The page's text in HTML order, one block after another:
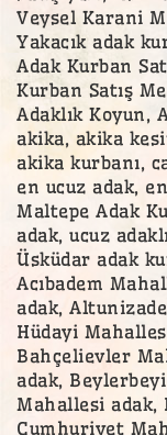
Veysel Karani
Yakacık adak
Adak Kurban
Kurban Satış
Adaklık Koyun,
akika, akika
akika kurbanı,
en ucuz adak,
Maltepe Adak
adak, ucuz
Üsküdar adak
Acıbadem
adak,
Hüdayi
Bahçelievler
adak,
Mahallesi adak,
Cumhuriyet